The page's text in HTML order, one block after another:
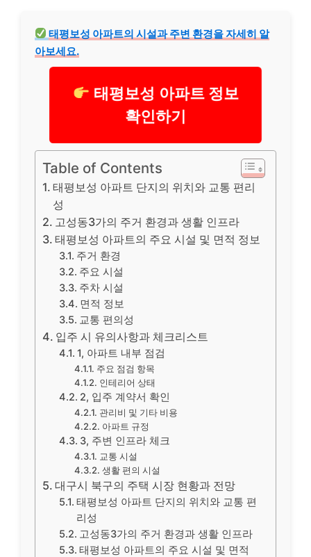
태평보성 아파트의 시설과 주변 환경을 자세히 알
아보세요.
태평보성 아파트 정보
확인하기
Table of Contents
태평보성 아파트 단지의 위치와 교통 편리
성
고성동3가의 주거 환경과 생활 인프라
태평보성 아파트의 주요 시설 및 면적 정보
주거 환경
주요 시설
주차 시설
면적 정보
교통 편의성
입주 시 유의사항과 체크리스트
1, 아파트 내부 점검
주요 점검 항목
인테리어 상태
2, 입주 계약서 확인
관리비 및 기타 비용
아파트 규정
3, 주변 인프라 체크
교통 시설
생활 편의 시설
대구시 북구의 주택 시장 현황과 전망
태평보성 아파트 단지의 위치와 교통 편
리성
고성동3가의 주거 환경과 생활 인프라
태평보성 아파트의 주요 시설 및 면적